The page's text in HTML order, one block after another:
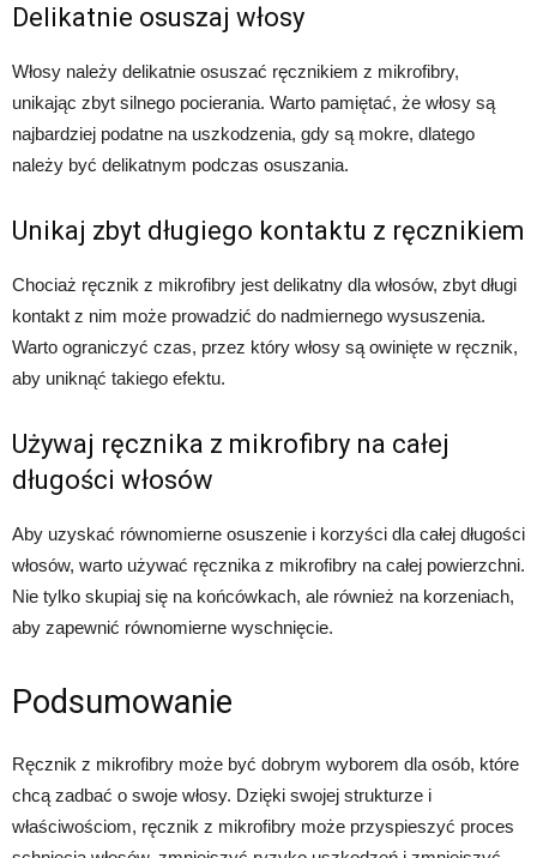
Delikatnie osuszaj włosy
Włosy należy delikatnie osuszać ręcznikiem z mikrofibry,
unikając zbyt silnego pocierania. Warto pamiętać, że włosy są
najbardziej podatne na uszkodzenia, gdy są mokre, dlatego
należy być delikatnym podczas osuszania.
Unikaj zbyt długiego kontaktu z ręcznikiem
Chociaż ręcznik z mikrofibry jest delikatny dla włosów, zbyt długi
kontakt z nim może prowadzić do nadmiernego wysuszenia.
Warto ograniczyć czas, przez który włosy są owinięte w ręcznik,
aby uniknąć takiego efektu.
Używaj ręcznika z mikrofibry na całej
długości włosów
Aby uzyskać równomierne osuszenie i korzyści dla całej długości
włosów, warto używać ręcznika z mikrofibry na całej powierzchni.
Nie tylko skupiaj się na końcówkach, ale również na korzeniach,
aby zapewnić równomierne wyschnięcie.
Podsumowanie
Ręcznik z mikrofibry może być dobrym wyborem dla osób, które
chcą zadbać o swoje włosy. Dzięki swojej strukturze i
właściwościom, ręcznik z mikrofibry może przyspieszyć proces